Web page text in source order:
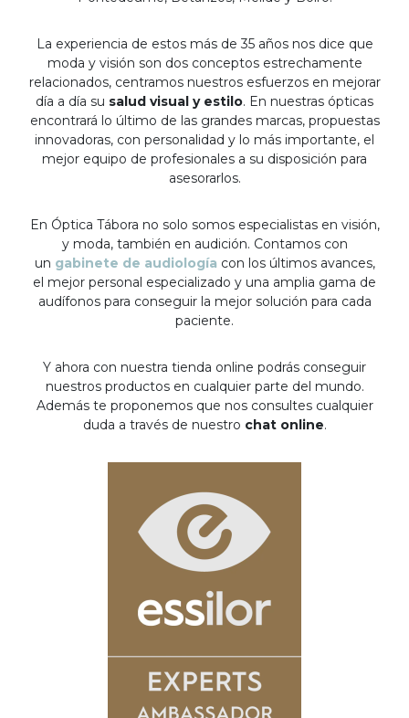
La experiencia de estos más de 35 años nos dice que
moda y visión son dos conceptos estrechamente
relacionados, centramos nuestros esfuerzos en mejorar
día a día su salud visual y estilo. En nuestras ópticas
encontrará lo último de las grandes marcas, propuestas
innovadoras, con personalidad y lo más importante, el
mejor equipo de profesionales a su disposición para
asesorarlos.
En Óptica Tábora no solo somos especialistas en visión,
y moda, también en audición. Contamos con
un gabinete de audiología con los últimos avances,
el mejor personal especializado y una amplia gama de
audífonos para conseguir la mejor solución para cada
paciente.
Y ahora con nuestra tienda online podrás conseguir
nuestros productos en cualquier parte del mundo.
Además te proponemos que nos consultes cualquier
duda a través de nuestro chat online.